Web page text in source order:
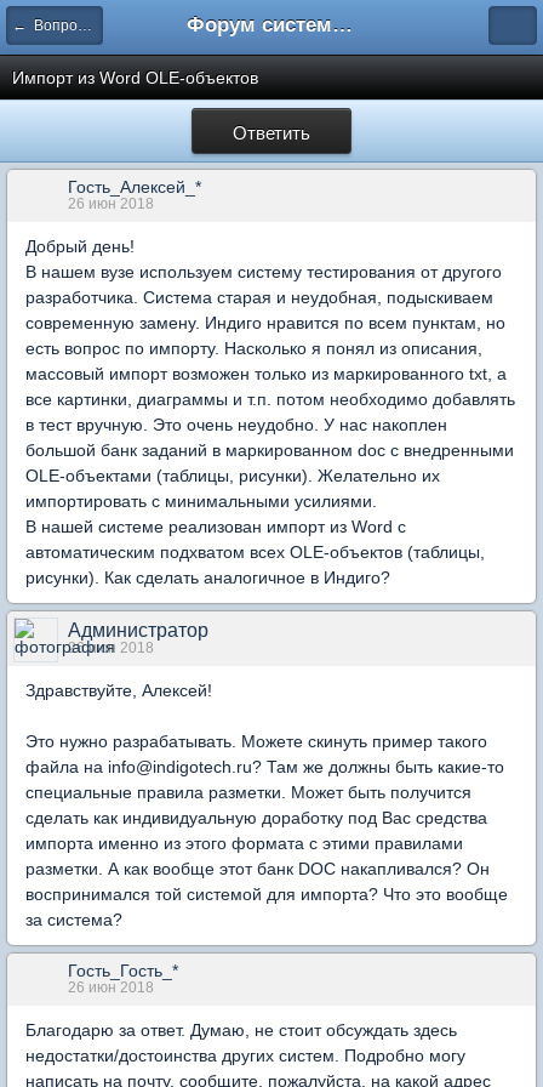
← Вопросы составления тестов Форум системы тестирования INDIGO
Импорт из Word OLE-объектов
Ответить
Гость_Алексей_*
26 июн 2018
Добрый день!
В нашем вузе используем систему тестирования от другого
разработчика. Система старая и неудобная, подыскиваем
современную замену. Индиго нравится по всем пунктам, но
есть вопрос по импорту. Насколько я понял из описания,
массовый импорт возможен только из маркированного txt, а
все картинки, диаграммы и т.п. потом необходимо добавлять
в тест вручную. Это очень неудобно. У нас накоплен
большой банк заданий в маркированном doc с внедренными
OLE-объектами (таблицы, рисунки). Желательно их
импортировать с минимальными усилиями.
В нашей системе реализован импорт из Word с
автоматическим подхватом всех OLE-объектов (таблицы,
рисунки). Как сделать аналогичное в Индиго?
Администратор
26 июн 2018
Здравствуйте, Алексей!
Это нужно разрабатывать. Можете скинуть пример такого
файла на info@indigotech.ru? Там же должны быть какие-то
специальные правила разметки. Может быть получится
сделать как индивидуальную доработку под Вас средства
импорта именно из этого формата с этими правилами
разметки. А как вообще этот банк DOC накапливался? Он
воспринимался той системой для импорта? Что это вообще
за система?
Гость_Гость_*
26 июн 2018
Благодарю за ответ. Думаю, не стоит обсуждать здесь
недостатки/достоинства других систем. Подробно могу
написать на почту, сообщите, пожалуйста, на какой адрес